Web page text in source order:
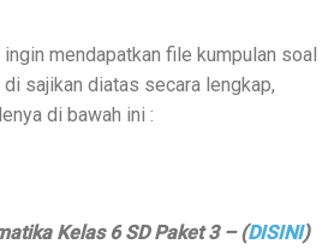
mendapatkan file kumpulan soal
sajikan diatas secara lengkap,
di bawah ini :
Kelas 6 SD Paket 3 – (DISINI)